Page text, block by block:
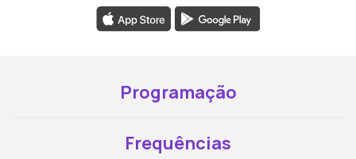
Programação
Frequências